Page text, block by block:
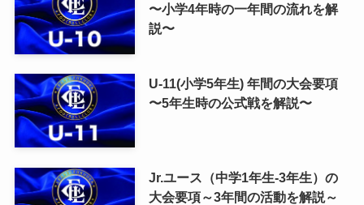
〜小学4年時の一年間の流れを解
説〜
U-11(小学5年生) 年間の大会要項
〜5年生時の公式戦を解説〜
Jr.ユース（中学1年生-3年生）の
大会要項～3年間の活動を解説～